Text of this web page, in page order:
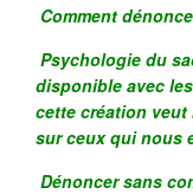
Comment
Psychologie du
disponible avec
cette création veut
sur ceux qui nous
Dénoncer sans